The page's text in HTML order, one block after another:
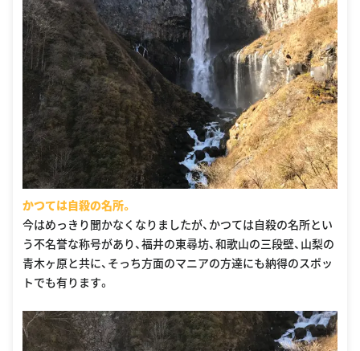
かつては自殺の名所。
今はめっきり聞かなくなりましたが、かつては自殺の名所とい
う不名誉な称号があり、福井の東尋坊、和歌山の三段壁、山梨の
青木ヶ原と共に、そっち方面のマニアの方達にも納得のスポッ
トでも有ります。